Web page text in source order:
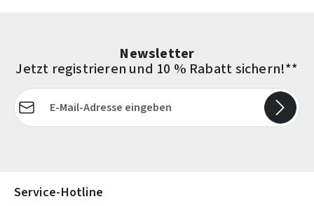
Newsletter
Jetzt registrieren und 10 % Rabatt sichern!**
E-Mail-Adresse*
Service-Hotline